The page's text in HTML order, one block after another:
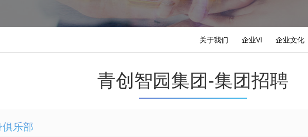
关于我们 企业VI 企业文化
青创智园集团-集团招聘
乐部